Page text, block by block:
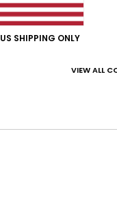
US SHIPPING ONLY
VIEW ALL